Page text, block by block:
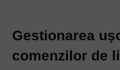
Gestionarea
comenzilor de